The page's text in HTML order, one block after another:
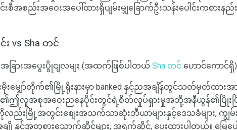
အစည်းအဝေးအပေါ်ထားရှိပျမ်းမျှခြောက်ဦးသန်းပေါင်းကစားနည်း
vs Sha တင်
းအခြားအပွေးပွိုငျလမျး (အထက်ဖြစ်ပါတယ် Sha တင် ဟောင်ကောင်ရှိ)
းမိုးမျှော်တိုက်၏မြို့ရိုးနားမှာ banked နှင့်ညအချိန်တွင်သတ်မှတ်ထားအ
ဤလူအစုအဝေးညနေပိုင်းတွင်ရဲ့စိတ်လှုပ်ရှားမှုအဘို့အနီယွန်၏ပြိုးပြိုး
လည်းမြို့အတွင်းစျေးအသက်သာဆုံးဘီယာများနှင့်ဒေသခံများ, ကျွမ်
ချို့နှင့်အတူစားသောက်ဆိုင်များ, အရက်ဆိုင်, ပေးထားပါတယ်။ မြေပေ